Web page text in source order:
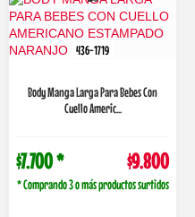
436-1719
Body Manga Larga Para Bebes Con
Cuello Americ...
$7.700 * $9.800
* Comprando 3 o más productos surtidos